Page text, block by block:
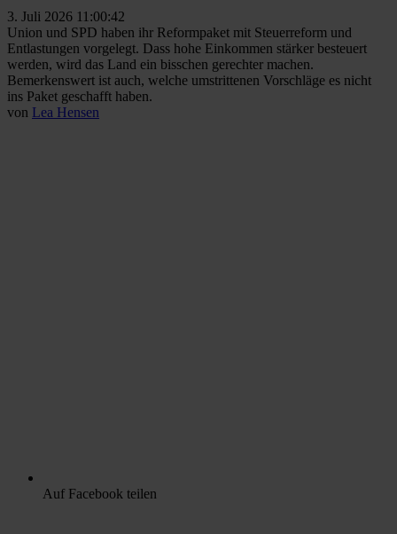
3. Juli 2026 11:00:42
Union und SPD haben ihr Reformpaket mit Steuerreform und
Entlastungen vorgelegt. Dass hohe Einkommen stärker besteuert
werden, wird das Land ein bisschen gerechter machen.
Bemerkenswert ist auch, welche umstrittenen Vorschläge es nicht
ins Paket geschafft haben.
von Lea Hensen
Auf Facebook teilen